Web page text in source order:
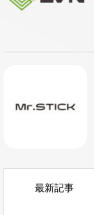
最新記事